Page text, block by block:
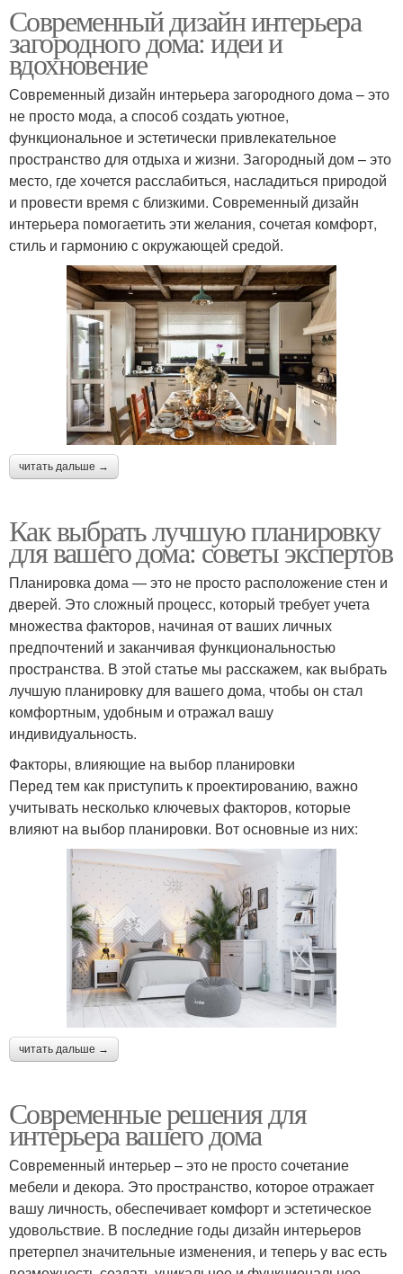
Современный дизайн интерьера
загородного дома: идеи и
вдохновение
Современный дизайн интерьера загородного дома – это
не просто мода, а способ создать уютное,
функциональное и эстетически привлекательное
пространство для отдыха и жизни. Загородный дом – это
место, где хочется расслабиться, насладиться природой
и провести время с близкими. Современный дизайн
интерьера помогаетить эти желания, сочетая комфорт,
стиль и гармонию с окружающей средой.
читать дальше →
Как выбрать лучшую планировку
для вашего дома: советы экспертов
Планировка дома — это не просто расположение стен и
дверей. Это сложный процесс, который требует учета
множества факторов, начиная от ваших личных
предпочтений и заканчивая функциональностью
пространства. В этой статье мы расскажем, как выбрать
лучшую планировку для вашего дома, чтобы он стал
комфортным, удобным и отражал вашу
индивидуальность.
Факторы, влияющие на выбор планировки
Перед тем как приступить к проектированию, важно
учитывать несколько ключевых факторов, которые
влияют на выбор планировки. Вот основные из них:
читать дальше →
Современные решения для
интерьера вашего дома
Современный интерьер – это не просто сочетание
мебели и декора. Это пространство, которое отражает
вашу личность, обеспечивает комфорт и эстетическое
удовольствие. В последние годы дизайн интерьеров
претерпел значительные изменения, и теперь у вас есть